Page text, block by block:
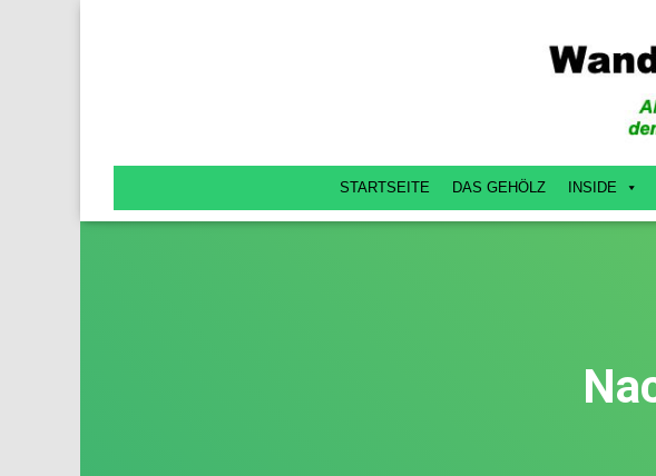
STARTSEITE DAS GEHÖLZ INSIDE